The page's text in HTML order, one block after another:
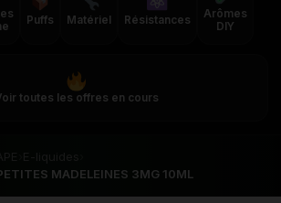
Puffs Matériel Résistances
Arômes
DIY
toutes les offres en cours
MADELEINES 3MG 10ML